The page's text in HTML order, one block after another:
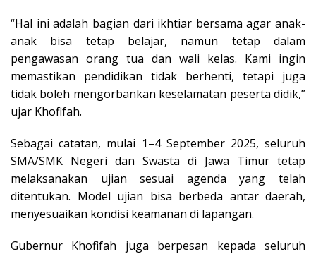
“Hal ini adalah bagian dari ikhtiar bersama agar anak-
anak bisa tetap belajar, namun tetap dalam
pengawasan orang tua dan wali kelas. Kami ingin
memastikan pendidikan tidak berhenti, tetapi juga
tidak boleh mengorbankan keselamatan peserta didik,”
ujar Khofifah.
Sebagai catatan, mulai 1–4 September 2025, seluruh
SMA/SMK Negeri dan Swasta di Jawa Timur tetap
melaksanakan ujian sesuai agenda yang telah
ditentukan. Model ujian bisa berbeda antar daerah,
menyesuaikan kondisi keamanan di lapangan.
Gubernur Khofifah juga berpesan kepada seluruh